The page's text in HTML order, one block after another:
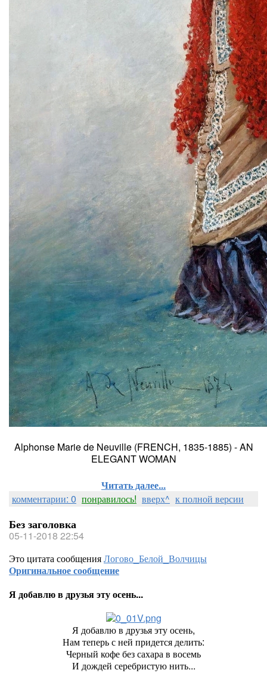
Alphonse Marie de Neuville (FRENCH, 1835-1885) - AN
ELEGANT WOMAN
Читать далее...
комментарии: 0 понравилось! вверх^ к полной версии
Без заголовка
05-11-2018 22:54
Это цитата сообщенияЛогово_Белой_Волчицы
Оригинальное сообщение
Я добавлю в друзья эту осень...
Я добавлю в друзья эту осень,
Нам теперь с ней придется делить:
Черный кофе без сахара в восемь
И дождей серебристую нить...